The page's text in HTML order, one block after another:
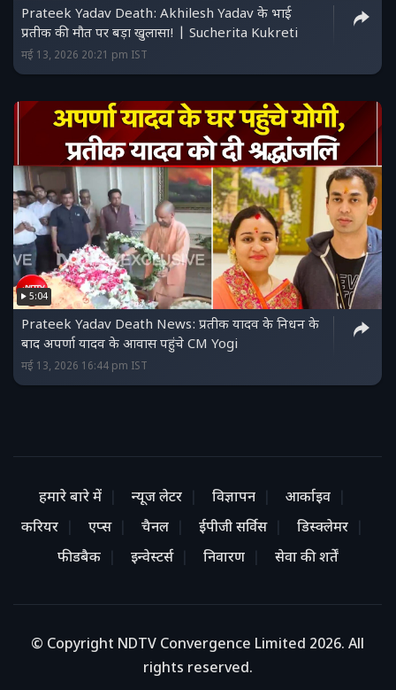
Prateek Yadav Death: Akhilesh Yadav के भाई
प्रतीक की मौत पर बड़ा खुलासा! | Sucherita Kukreti
मई 13, 2026 20:21 pm IST
5:04
Prateek Yadav Death News: प्रतीक यादव के निधन के
बाद अपर्णा यादव के आवास पहुंचे CM Yogi
मई 13, 2026 16:44 pm IST
हमारे बारे में न्यूज लेटर विज्ञापन
आर्काइव
करियर
एप्स चैनल ईपीजी सर्विस
डिस्क्लेमर
फीडबैक
इन्वेस्टर्स निवारण सेवा की शर्तें
© Copyright NDTV Convergence Limited 2026. All
rights reserved.